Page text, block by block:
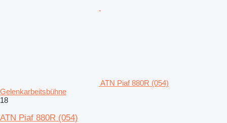
ATN Piaf 880R (054)
Gelenkarbeitsbühne
18
ATN Piaf 880R (054)